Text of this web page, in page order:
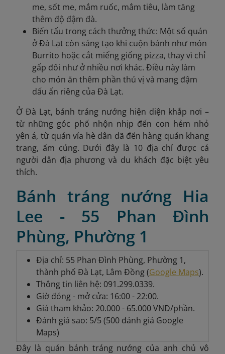
me, sốt me, mắm ruốc, mắm tiêu, làm tăng
thêm độ đậm đà.
Biến tấu trong cách thưởng thức: Một số quán
ở Đà Lạt còn sáng tạo khi cuộn bánh như món
Burrito hoặc cắt miếng giống pizza, thay vì chỉ
gấp đôi như ở nhiều nơi khác. Điều này làm
cho món ăn thêm phần thú vị và mang đậm
dấu ấn riêng của Đà Lạt.
Ở Đà Lạt, bánh tráng nướng hiện diện khắp nơi –
từ những góc phố nhộn nhịp đến con hẻm nhỏ
yên ả, từ quán vỉa hè dân dã đến hàng quán khang
trang, ấm cúng. Dưới đây là 10 địa chỉ được cả
người dân địa phương và du khách đặc biệt yêu
thích.
Bánh tráng nướng Hia
Lee - 55 Phan Đình
Phùng, Phường 1
Địa chỉ: 55 Phan Đình Phùng, Phường 1,
thành phố Đà Lạt, Lâm Đồng (Google Maps).
Thông tin liên hệ: 091.299.0339.
Giờ đóng - mở cửa: 16:00 - 22:00.
Giá tham khảo: 20.000 - 65.000 VND/phần.
Đánh giá sao: 5/5 (500 đánh giá Google
Maps)
Đây là quán bánh tráng nướng của anh chủ vô